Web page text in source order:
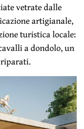
vetrate dalle
artigianale,
turistica locale:
a dondolo, un
riparati.